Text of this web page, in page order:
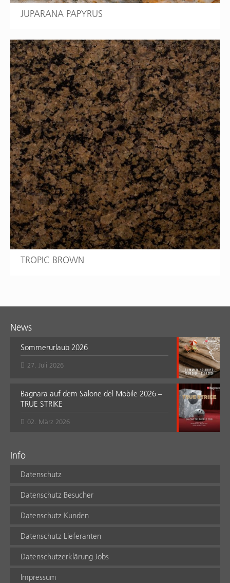
JUPARANA PAPYRUS
TROPIC BROWN
News
Sommerurlaub 2026
27. Juli 2026
Bagnara auf dem Salone del Mobile 2026 –
TRUE STRIKE
02. März 2026
Info
Datenschutz
Datenschutz Besucher
Datenschutz Kunden
Datenschutz Lieferanten
Datenschutzerklärung Jobs
Impressum